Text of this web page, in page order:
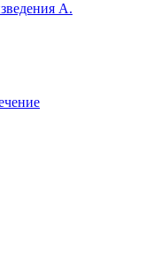
А.